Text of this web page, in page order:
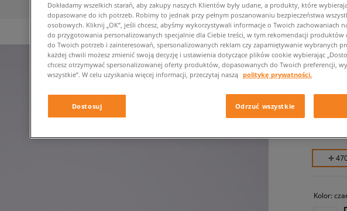
męskie,
✛
Kolor:
Dokładamy wszelkich starań, aby zakupy naszych Klientów były udane, a produkty, które
dopasowane do ich potrzeb. Robimy to jednak przy pełnym poszanowaniu bezpieczeństwa
osobowych. Kliknij „OK”, jeśli chcesz, abyśmy wykorzystywali informacje o Twoich zachowaniach
do przygotowania personalizowanych specjalnie dla Ciebie treści, w tym rekomendacji produktów
do Twoich potrzeb i zainteresowań, spersonalizowanych reklam czy zapamiętywanie wybranych
każdej chwili możesz zmienić swoją decyzję i ustawienia dotyczące plików cookie wybierając
chcesz otrzymywać spersonalizowanej oferty produktów, dopasowanych do Twoich preferencji,
wszystkie”. W celu uzyskania więcej informacji, przeczytaj naszą politykę prywatności.
Dostosuj Odrzuć wszystkie